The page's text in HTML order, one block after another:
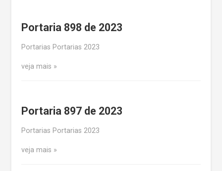
Portaria 898 de 2023
Portarias Portarias 2023
veja mais
Portaria 897 de 2023
Portarias Portarias 2023
veja mais